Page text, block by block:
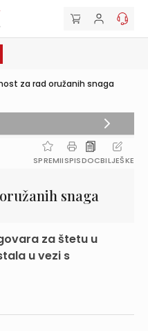
za rad oružanih snaga
SPREMIISPISDOCBILJEŠKE
snaga
za štetu u
u vezi s